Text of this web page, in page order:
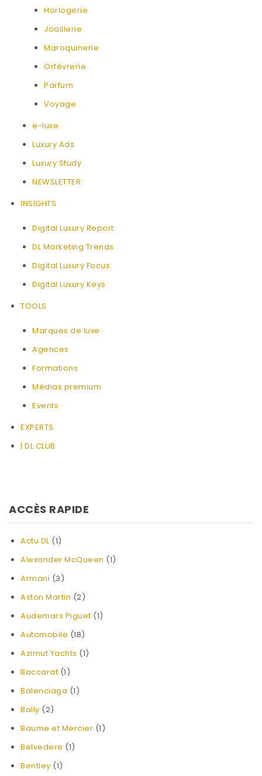
Horlogerie
Joaillerie
Maroquinerie
Orfèvrerie
Parfum
Voyage
e-luxe
Luxury Ads
Luxury Study
NEWSLETTER
INSIGHTS
Digital Luxury Report
DL Marketing Trends
Digital Luxury Focus
Digital Luxury Keys
TOOLS
Marques de luxe
Agences
Formations
Médias premium
Events
EXPERTS
| DL CLUB
ACCÈS RAPIDE
Actu DL(1)
Alexander McQueen (1)
Armani (3)
Aston Martin (2)
Audemars Piguet (1)
Automobile (18)
Azimut Yachts (1)
Baccarat (1)
Balenciaga (1)
Bally (2)
Baume et Mercier (1)
Belvedere (1)
Bentley (1)